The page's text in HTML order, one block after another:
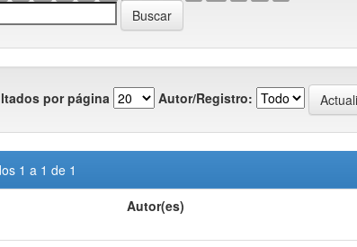
por página Autor/Registro:
1 a 1 de 1
Autor(es)